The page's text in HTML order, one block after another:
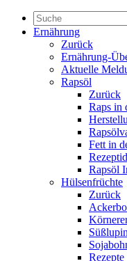
Ernährung
Zurück
Ernährung-
Aktuelle
Rapsöl
Zurück
Raps in
Fett in
Rapsöl
Hülsenfrüchte
Zurück